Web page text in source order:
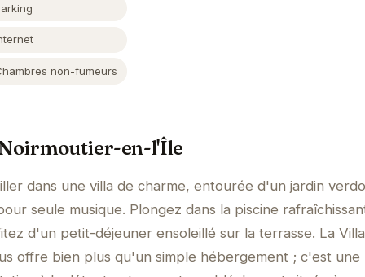
non-fumeurs
en-l'Île
dans une villa de charme, entourée d'un jardin
seule musique. Plongez dans la piscine
d'un petit-déjeuner ensoleillé sur la terrasse. La
offre bien plus qu'un simple hébergement ; c'est une